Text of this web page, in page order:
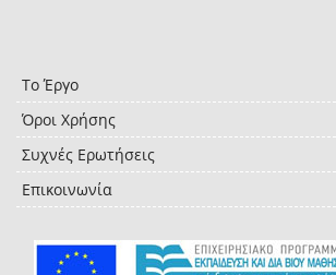
Το Έργο
Όροι Χρήσης
Συχνές Ερωτήσεις
Επικοινωνία